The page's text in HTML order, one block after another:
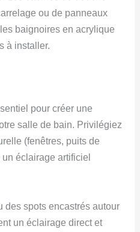
ou de panneaux
baignoires en acrylique
à installer.
pour créer une
salle de bain. Privilégiez
(fenêtres, puits de
éclairage artificiel
des spots encastrés autour
un éclairage direct et